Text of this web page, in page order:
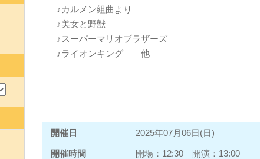
♪カルメン組曲より
♪美女と野獣
♪スーパーマリオブラザーズ
♪ライオンキング 他
開催日 2025年07月06日(日)
開催時間 開場：12:30 開演：13:00